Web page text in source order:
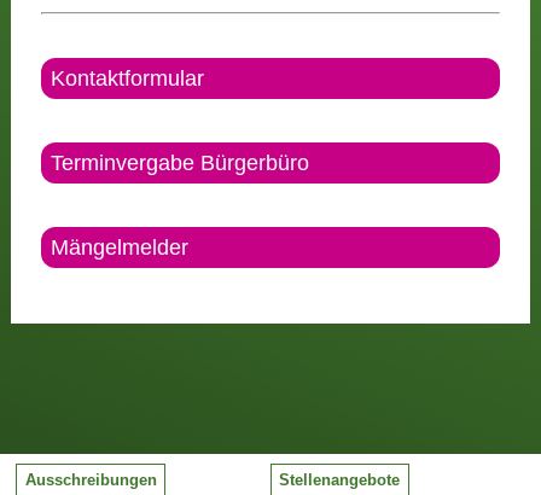
Kontaktformular
Terminvergabe Bürgerbüro
Mängelmelder
Ausschreibungen Stellenangebote